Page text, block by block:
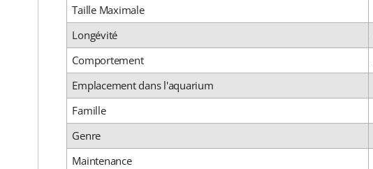
Taille Maximale
Longévité
Comportement
Emplacement dans l'aquarium
Famille
Genre
Maintenance